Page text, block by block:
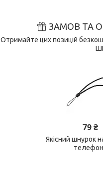
ЗАМОВ ТА
Отримайте цих позицій
79 ₴
Якісний шнурок